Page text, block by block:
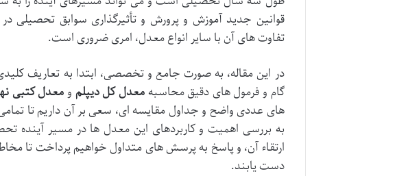
قوانین جدید آموزش و پرورش و تأثیرگذاری سوابق تحصیلی
تفاوت های آن با سایر انواع معدل، امری ضروری است.
در این مقاله، به صورت جامع و تخصصی، ابتدا به تعاریف
گام و فرمول های دقیق محاسبهمعدل کل دیپلم و معدل کتبی
های عددی واضح و جداول مقایسه ای، سعی بر آن داریم تا تمامی
به بررسی اهمیت و کاربردهای این معدل ها در مسیر آینده
ارتقاء آن، و پاسخ به پرسش های متداول خواهیم پرداخت تا
دست یابند.